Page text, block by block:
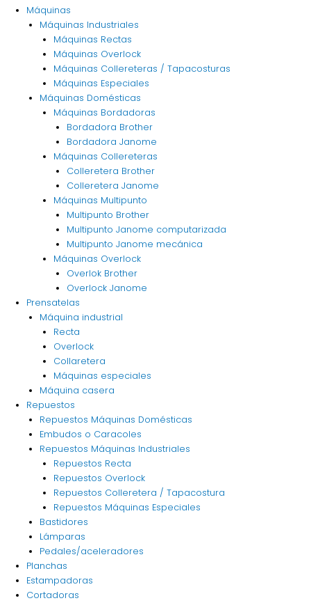
Máquinas
Máquinas Industriales
Máquinas Rectas
Máquinas Overlock
Máquinas Collereteras / Tapacosturas
Máquinas Especiales
Máquinas Domésticas
Máquinas Bordadoras
Bordadora Brother
Bordadora Janome
Máquinas Collereteras
Colleretera Brother
Colleretera Janome
Máquinas Multipunto
Multipunto Brother
Multipunto Janome computarizada
Multipunto Janome mecánica
Máquinas Overlock
Overlok Brother
Overlock Janome
Prensatelas
Máquina industrial
Recta
Overlock
Collaretera
Máquinas especiales
Máquina casera
Repuestos
Repuestos Máquinas Domésticas
Embudos o Caracoles
Repuestos Máquinas Industriales
Repuestos Recta
Repuestos Overlock
Repuestos Colleretera / Tapacostura
Repuestos Máquinas Especiales
Bastidores
Lámparas
Pedales/aceleradores
Planchas
Estampadoras
Cortadoras